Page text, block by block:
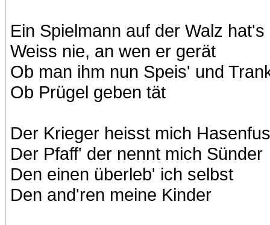
Ein Spielmann auf der Walz
Weiss nie, an wen er gerät
Ob man ihm nun Speis' und
Ob Prügel geben tät
Der Krieger heisst mich
Der Pfaff' der nennt mich Sünder
Den einen überleb' ich selbst
Den and'ren meine Kinder